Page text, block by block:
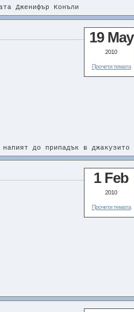
Дженифър Конъли
Може и по-рано де. Зависи колко ще ми е
19 May
2010
Прочети темата
до припадък в джакузито
– перфектната възможност,
1 Feb
2010
Прочети темата